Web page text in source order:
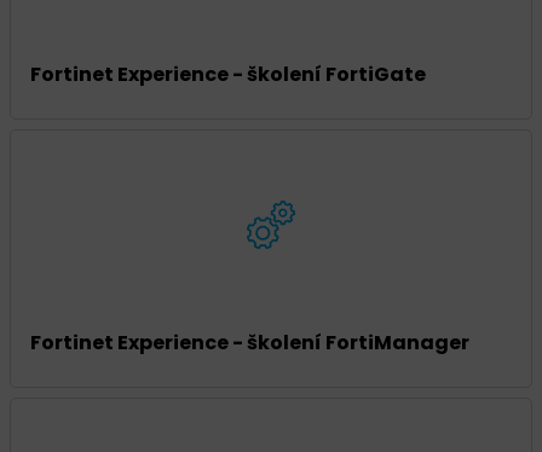
Fortinet Experience - školení FortiGate
Fortinet Experience - školení FortiManager